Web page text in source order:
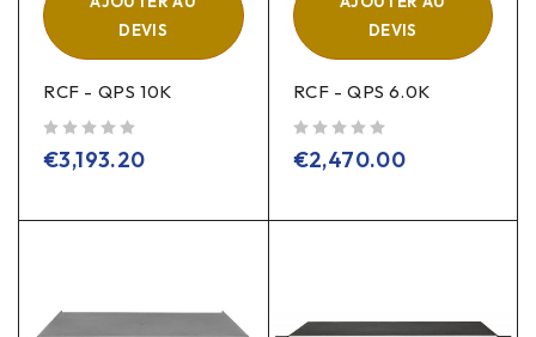
DEVIS
RCF - QPS 10K
€3,193.20
DEVIS
RCF - QPS 6.0K
€2,470.00